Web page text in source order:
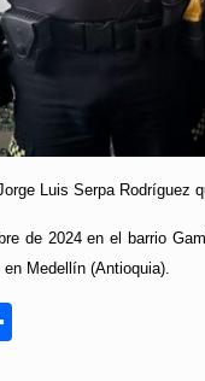
Luis Serpa Rodríguez
de 2024 en el barrio
Medellín (Antioquia).
Compartir